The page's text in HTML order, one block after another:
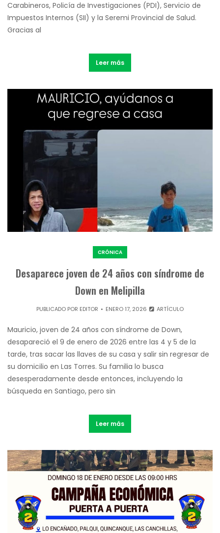
Carabineros, Policía de Investigaciones (PDI), Servicio de
Impuestos Internos (SII) y la Seremi Provincial de Salud.
Gracias al
Leer más
CRÓNICA
Desaparece joven de 24 años con síndrome de
Down en Melipilla
PUBLICADO POR EDITOR ENERO 17, 2026 ARTÍCULO
Mauricio, joven de 24 años con síndrome de Down,
desapareció el 9 de enero de 2026 entre las 4 y 5 de la
tarde, tras sacar las llaves de su casa y salir sin regresar de
su domicilio en Las Torres. Su familia lo busca
desesperadamente desde entonces, incluyendo la
búsqueda en Santiago, pero sin
Leer más